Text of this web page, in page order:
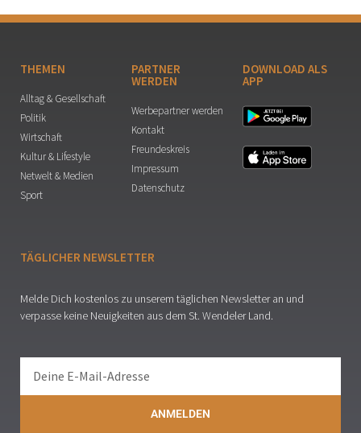
THEMEN
Alltag & Gesellschaft
Politik
Wirtschaft
Kultur & Lifestyle
Netwelt & Medien
Sport
PARTNER
WERDEN
Werbepartner werden
Kontakt
Freundeskreis
Impressum
Datenschutz
DOWNLOAD ALS
APP
TÄGLICHER NEWSLETTER
Melde Dich kostenlos zu unserem täglichen Newsletter an und
verpasse keine Neuigkeiten aus dem St. Wendeler Land.
ANMELDEN